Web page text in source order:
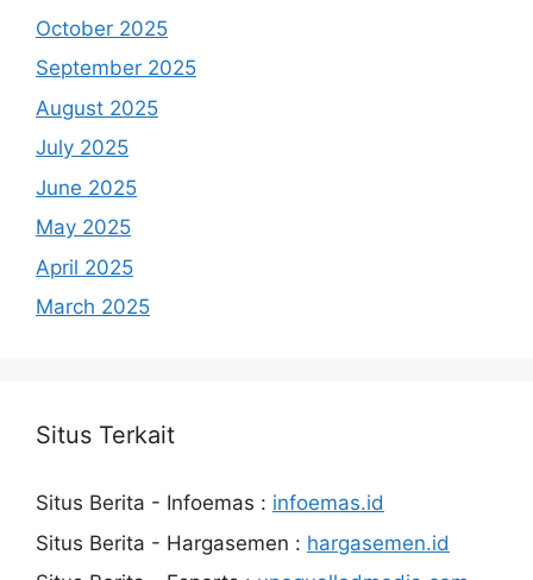
October 2025
September 2025
August 2025
July 2025
June 2025
May 2025
April 2025
March 2025
Situs Terkait
Situs Berita - Infoemas : infoemas.id
Situs Berita - Hargasemen : hargasemen.id